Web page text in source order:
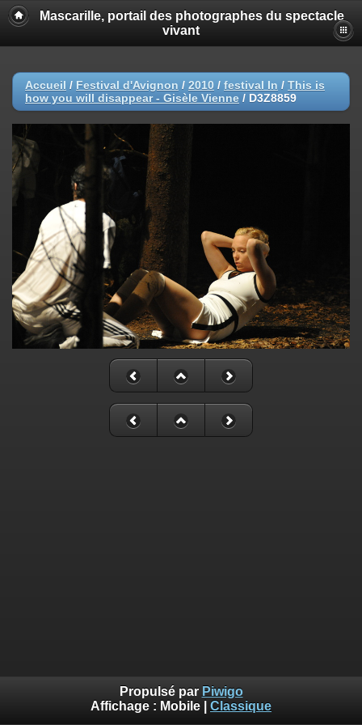
Mascarille, portail des photographes du spectacle
vivant
Accueil / Festival d'Avignon / 2010 / festival In / This is
how you will disappear - Gisèle Vienne / D3Z8859
Propulsé par Piwigo
Affichage : Mobile Classique